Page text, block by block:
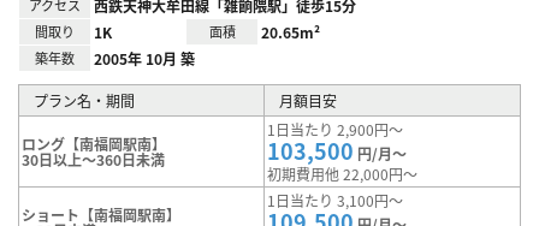
アクセス 西鉄天神大牟田線「雑餉隈駅」徒歩15分
間取り 1K 面積 20.65m²
築年数 2005年 10月 築
プラン名・期間 月額目安
ロング【南福岡駅南】
30日以上～360日未満
1日当たり 2,900円～
103,500 円/月～
初期費用他 22,000円～
ショート【南福岡駅南】
1日当たり 3,100円～